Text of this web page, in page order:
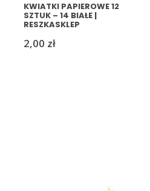
KWIATKI PAPIEROWE 12
SZTUK – 14 BIAŁE |
RESZKASKLEP
2,00 zł